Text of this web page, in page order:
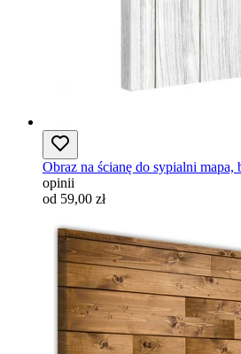
Obraz na ścianę do sypialni mapa,
opinii
od 59,00 zł